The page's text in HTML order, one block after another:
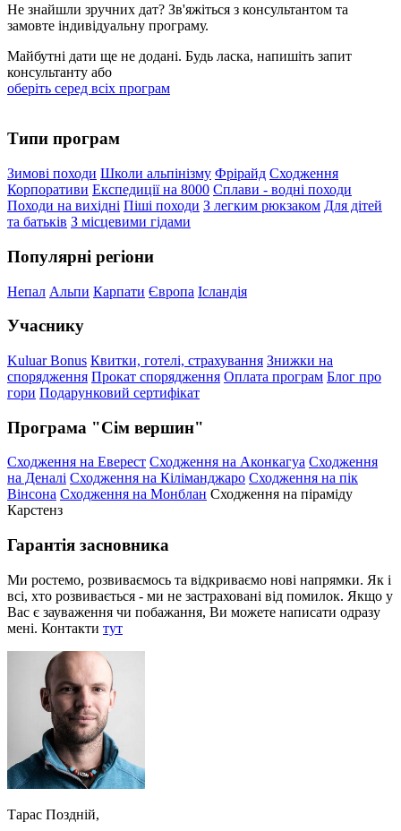
Не знайшли зручних дат? Зв'яжіться з консультантом та
замовте індивідуальну програму.
Майбутні дати ще не додані. Будь ласка, напишіть запит
консультанту або
оберіть серед всіх програм
Типи програм
Зимові походи Школи альпінізму Фрірайд Сходження
Корпоративи Експедиції на 8000 Сплави - водні походи
Походи на вихідні Піші походи З легким рюкзаком Для дітей
та батьків З місцевими гідами
Популярні регіони
Непал Альпи Карпати Європа Ісландія
Учаснику
Kuluar Bonus Квитки, готелі, страхування Знижки на
спорядження Прокат спорядження Оплата програм Блог про
гори Подарунковий сертифікат
Програма "Сім вершин"
Сходження на Еверест Сходження на Аконкагуа Сходження
на Деналі Сходження на Кіліманджаро Сходження на пік
Вінсона Сходження на Монблан Сходження на піраміду
Карстенз
Гарантія засновника
Ми ростемо, розвиваємось та відкриваємо нові напрямки. Як і
всі, хто розвивається - ми не застраховані від помилок. Якщо у
Вас є зауваження чи побажання, Ви можете написати одразу
мені. Контакти тут
Тарас Поздній,